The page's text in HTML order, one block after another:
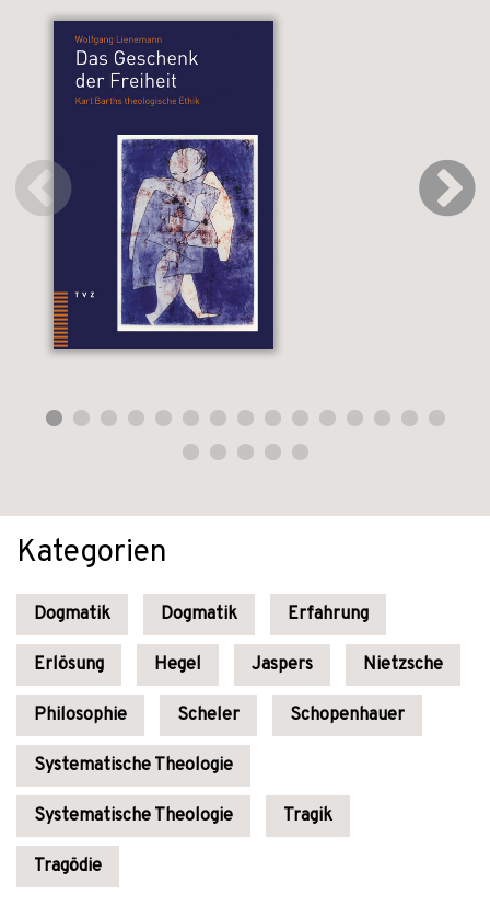
Kategorien
Dogmatik Dogmatik Erfahrung
Erlösung Hegel Jaspers Nietzsche
Philosophie Scheler Schopenhauer
Systematische Theologie
Systematische Theologie Tragik
Tragödie